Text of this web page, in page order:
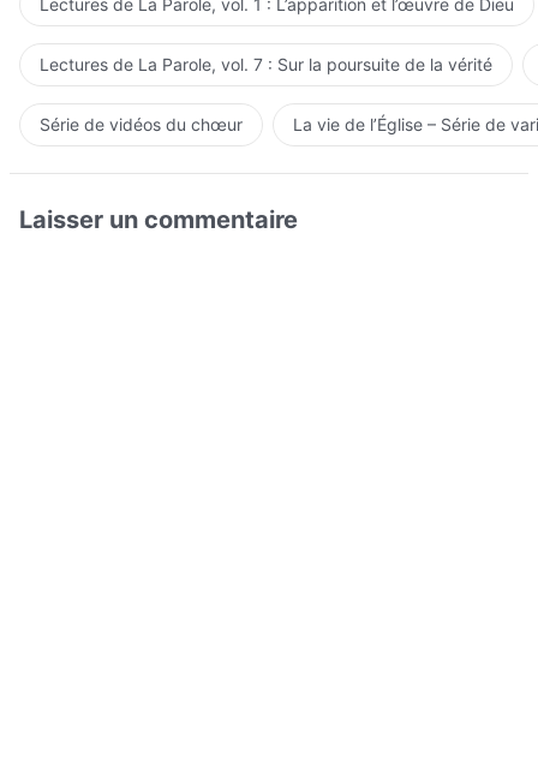
Lectures de La Parole, vol. 1 : L’apparition et l’œuvre de Dieu
Lectures de La Parole, vol. 7 : Sur la poursuite de la vérité
Série de vidéos du chœur La vie de l’Église – Série de
Laisser un commentaire